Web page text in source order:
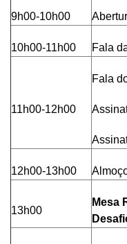
9h00-10h00
10h00-11h00 Fala
11h00-12h00
Fala
12h00-13h00
13h00
Mesa